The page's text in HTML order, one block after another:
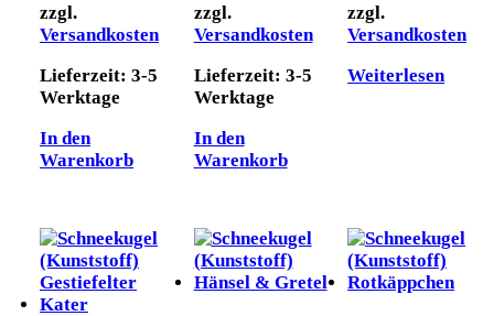
zzgl.
Versandkosten
Lieferzeit: 3-5
Werktage
In den
Warenkorb
zzgl.
Versandkosten
Lieferzeit: 3-5
Werktage
In den
Warenkorb
zzgl.
Versandkosten
Weiterlesen